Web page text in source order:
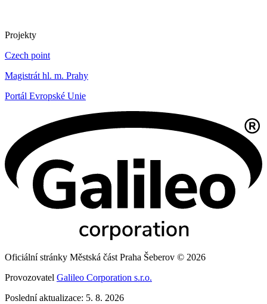
Projekty
Czech point
Magistrát hl. m. Prahy
Portál Evropské Unie
Oficiální stránky Městská část Praha Šeberov © 2026
Provozovatel Galileo Corporation s.r.o.
Poslední aktualizace: 5. 8. 2026